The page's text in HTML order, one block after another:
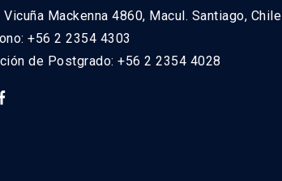
Vicuña Mackenna 4860, Macul. Santiago, Chile
+56 2 2354 4303
de Postgrado: +56 2 2354 4028